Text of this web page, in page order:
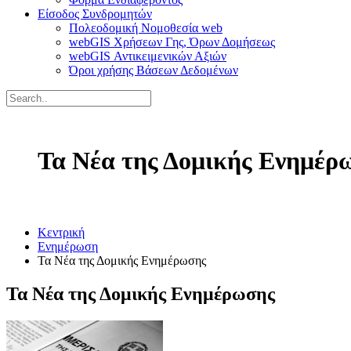
Είσοδος Συνδρομητών
Πολεοδομική Νομοθεσία web
webGIS Χρήσεων Γης, Όρων Δομήσεως
webGIS Αντικειμενικών Αξιών
Όροι χρήσης Βάσεων Δεδομένων
Τα Νέα της Δομικής
Κεντρική
Ενημέρωση
Τα Νέα της Δομικής Ενημέρωσης
Τα Νέα της Δομικής Ενημέρωσης